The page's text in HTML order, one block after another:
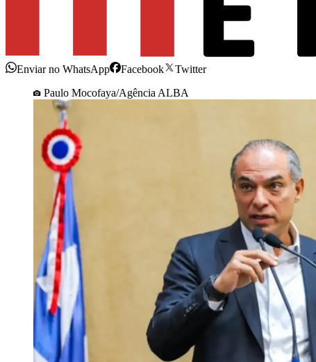
Enviar no WhatsApp Facebook
Twitter
Paulo Mocofaya/Agência ALBA